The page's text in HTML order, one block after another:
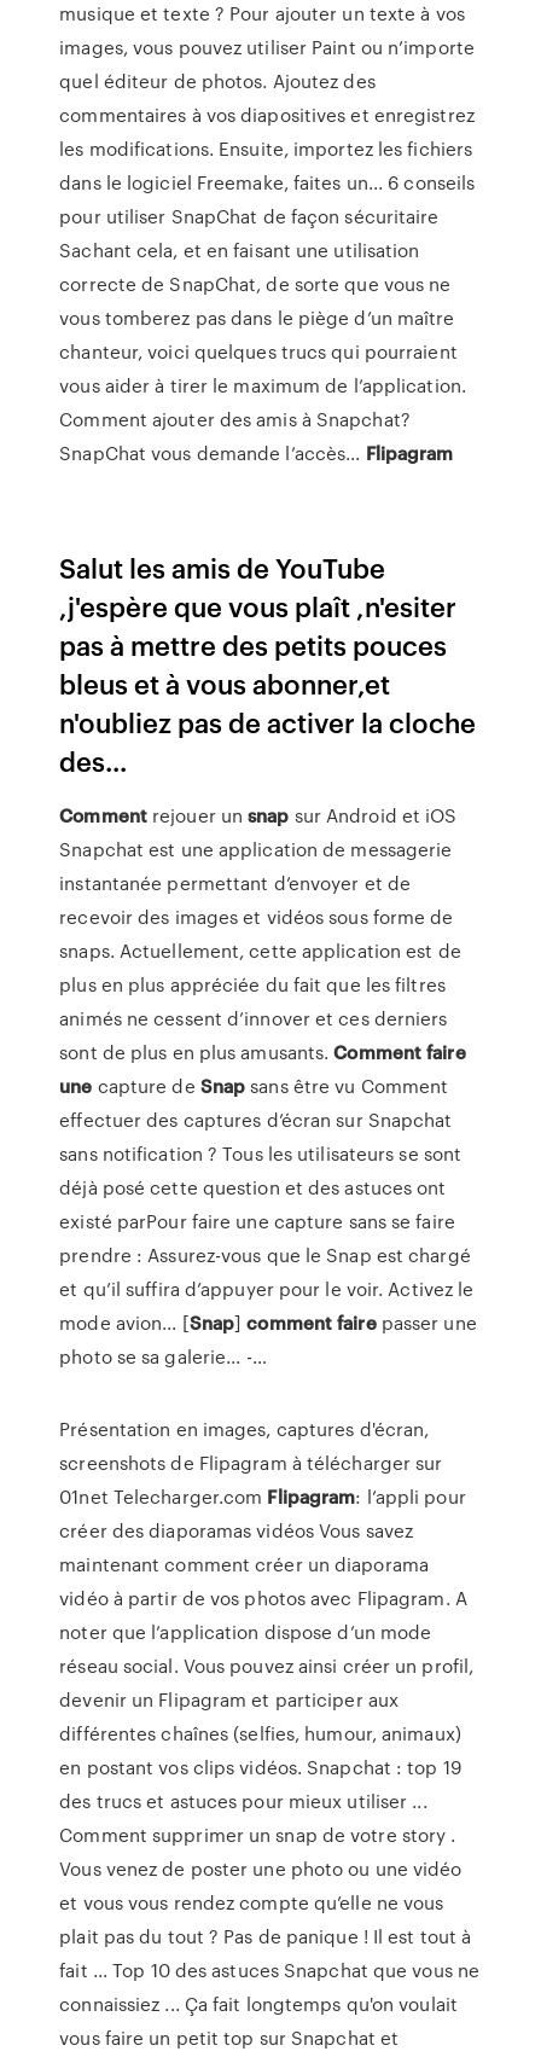
musique et texte ? Pour ajouter un texte à vos
images, vous pouvez utiliser Paint ou n’importe
quel éditeur de photos. Ajoutez des
commentaires à vos diapositives et enregistrez
les modifications. Ensuite, importez les fichiers
dans le logiciel Freemake, faites un... 6 conseils
pour utiliser SnapChat de façon sécuritaire
Sachant cela, et en faisant une utilisation
correcte de SnapChat, de sorte que vous ne
vous tomberez pas dans le piège d’un maître
chanteur, voici quelques trucs qui pourraient
vous aider à tirer le maximum de l’application.
Comment ajouter des amis à Snapchat?
SnapChat vous demande l’accès... Flipagram
Salut les amis de YouTube
,j'espère que vous plaît ,n'esiter
pas à mettre des petits pouces
bleus et à vous abonner,et
n'oubliez pas de activer la cloche
des...
Commentrejouer unsnap sur Android et iOS
Snapchat est une application de messagerie
instantanée permettant d’envoyer et de
recevoir des images et vidéos sous forme de
snaps. Actuellement, cette application est de
plus en plus appréciée du fait que les filtres
animés ne cessent d’innover et ces derniers
sont de plus en plus amusants.Commentfaire
une capture de Snapsans être vu Comment
effectuer des captures d’écran sur Snapchat
sans notification ? Tous les utilisateurs se sont
déjà posé cette question et des astuces ont
existé parPour faire une capture sans se faire
prendre : Assurez-vous que le Snap est chargé
et qu’il suffira d’appuyer pour le voir. Activez le
mode avion... [Snap]commentfairepasser une
photo se sa galerie... -…
Présentation en images, captures d'écran,
screenshots de Flipagram à télécharger sur
01net Telecharger.com Flipagram: l’appli pour
créer des diaporamas vidéos Vous savez
maintenant comment créer un diaporama
vidéo à partir de vos photos avec Flipagram. A
noter que l’application dispose d’un mode
réseau social. Vous pouvez ainsi créer un profil,
devenir un Flipagram et participer aux
différentes chaînes (selfies, humour, animaux)
en postant vos clips vidéos. Snapchat : top 19
des trucs et astuces pour mieux utiliser ...
Comment supprimer un snap de votre story .
Vous venez de poster une photo ou une vidéo
et vous vous rendez compte qu’elle ne vous
plait pas du tout ? Pas de panique ! Il est tout à
fait ... Top 10 des astuces Snapchat que vous ne
connaissiez ... Ça fait longtemps qu'on voulait
vous faire un petit top sur Snapchat et